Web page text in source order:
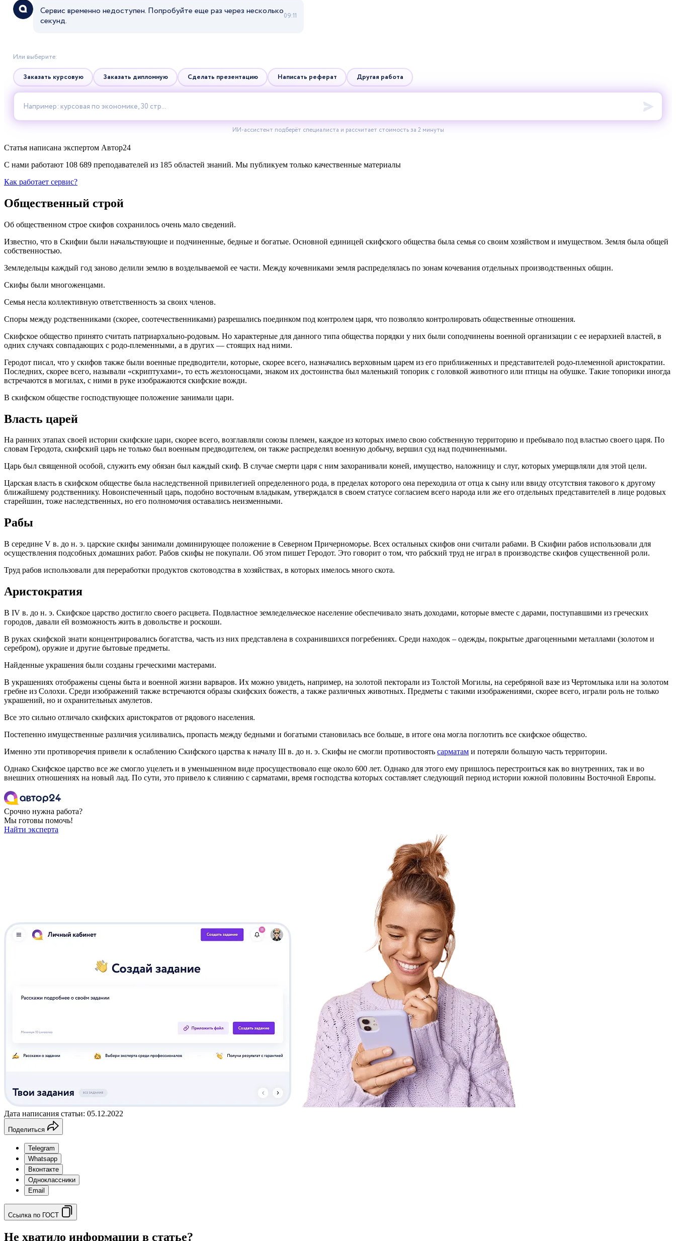
Статья написана экспертом Автор24
С нами работают 108 689 преподавателей из 185 областей знаний. Мы публикуем только качественные материалы
Как работает сервис?
Общественный строй
Об общественном строе скифов сохранилось очень мало сведений.
Известно, что в Скифии были начальствующие и подчиненные, бедные и богатые. Основной единицей скифского общества была семья со своим хозяйством и имуществом. Земля была общей
собственностью.
Земледельцы каждый год заново делили землю в возделываемой ее части. Между кочевниками земля распределялась по зонам кочевания отдельных производственных общин.
Скифы были многоженцами.
Семья несла коллективную ответственность за своих членов.
Споры между родственниками (скорее, соотечественниками) разрешались поединком под контролем царя, что позволяло контролировать общественные отношения.
Скифское общество принято считать патриархально-родовым. Но характерные для данного типа общества порядки у них были соподчинены военной организации с ее иерархией властей, в
одних случаях совпадающих с родо-племенными, а в других — стоящих над ними.
Геродот писал, что у скифов также были военные предводители, которые, скорее всего, назначались верховным царем из его приближенных и представителей родо-племенной аристократии.
Последних, скорее всего, называли «скриптухами», то есть жезлоносцами, знаком их достоинства был маленький топорик с головкой животного или птицы на обушке. Такие топорики иногда
встречаются в могилах, с ними в руке изображаются скифские вожди.
В скифском обществе господствующее положение занимали цари.
Власть царей
На ранних этапах своей истории скифские цари, скорее всего, возглавляли союзы племен, каждое из которых имело свою собственную территорию и пребывало под властью своего царя. По
словам Геродота, скифский царь не только был военным предводителем, он также распределял военную добычу, вершил суд над подчиненными.
Царь был священной особой, служить ему обязан был каждый скиф. В случае смерти царя с ним захоранивали коней, имущество, наложницу и слуг, которых умерщвляли для этой цели.
Царская власть в скифском обществе была наследственной привилегией определенного рода, в пределах которого она переходила от отца к сыну или ввиду отсутствия такового к другому
ближайшему родственнику. Новоиспеченный царь, подобно восточным владыкам, утверждался в своем статусе согласием всего народа или же его отдельных представителей в лице родовых
старейшин, тоже наследственных, но его полномочия оставались неизменными.
Рабы
В середине V в. до н. э. царские скифы занимали доминирующее положение в Северном Причерноморье. Всех остальных скифов они считали рабами. В Скифии рабов использовали для
осуществления подсобных домашних работ. Рабов скифы не покупали. Об этом пишет Геродот. Это говорит о том, что рабский труд не играл в производстве скифов существенной роли.
Труд рабов использовали для переработки продуктов скотоводства в хозяйствах, в которых имелось много скота.
Аристократия
В IV в. до н. э. Скифское царство достигло своего расцвета. Подвластное земледельческое население обеспечивало знать доходами, которые вместе с дарами, поступавшими из греческих
городов, давали ей возможность жить в довольстве и роскоши.
В руках скифской знати концентрировались богатства, часть из них представлена в сохранившихся погребениях. Среди находок – одежды, покрытые драгоценными металлами (золотом и
серебром), оружие и другие бытовые предметы.
Найденные украшения были созданы греческими мастерами.
В украшениях отображены сцены быта и военной жизни варваров. Их можно увидеть, например, на золотой пекторали из Толстой Могилы, на серебряной вазе из Чертомлыка или на золотом
гребне из Солохи. Среди изображений также встречаются образы скифских божеств, а также различных животных. Предметы с такими изображениями, скорее всего, играли роль не только
украшений, но и охранительных амулетов.
Все это сильно отличало скифских аристократов от рядового населения.
Постепенно имущественные различия усиливались, пропасть между бедными и богатыми становилась все больше, в итоге она могла поглотить все скифское общество.
Именно эти противоречия привели к ослаблению Скифского царства к началу III в. до н. э. Скифы не смогли противостоять сарматам и потеряли большую часть территории.
Однако Скифское царство все же смогло уцелеть и в уменьшенном виде просуществовало еще около 600 лет. Однако для этого ему пришлось перестроиться как во внутренних, так и во
внешних отношениях на новый лад. По сути, это привело к слиянию с сарматами, время господства которых составляет следующий период истории южной половины Восточной Европы.
Срочно нужна работа?
Мы готовы помочь!
Найти эксперта
Дата написания статьи: 05.12.2022
Поделиться
Telegram
Whatsapp
Вконтакте
Одноклассники
Email
Ссылка по ГОСТ
Не хватило информации в статье?